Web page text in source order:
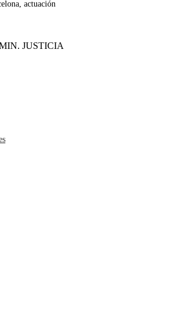
actuación
JUSTICIA